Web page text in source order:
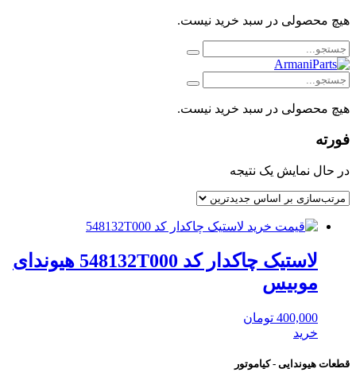
هیچ محصولی در سبد خرید نیست.
هیچ محصولی در سبد خرید نیست.
فورته
در حال نمایش یک نتیجه
لاستیک چاکدار کد 548132T000 هیوندای
موبیس
400,000 تومان
خرید
قطعات هیوندایی - کیاموتور